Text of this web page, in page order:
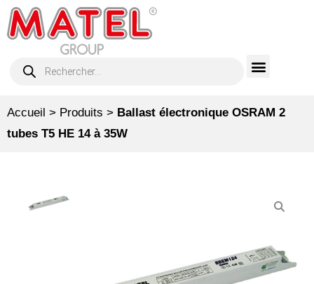
Accueil > Produits > Ballast électronique OSRAM 2
tubes T5 HE 14 à 35W